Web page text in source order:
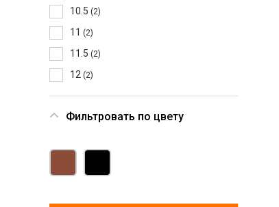
10.5 (2)
11 (2)
11.5 (2)
12 (2)
Фильтровать по цвету